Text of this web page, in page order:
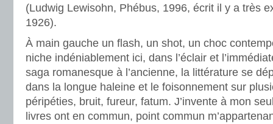
(Ludwig Lewisohn, Phébus, 1996, écrit il y a très
1926).
À main gauche un flash, un shot, un choc
niche indéniablement ici, dans l’éclair et
saga romanesque à l’ancienne, la littérature se
dans la longue haleine et le foisonnement sur
péripéties, bruit, fureur, fatum. J’invente à mon
livres ont en commun, point commun